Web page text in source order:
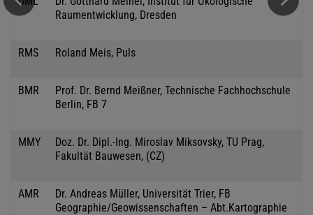
Raumentwicklung, Dresden
RMS Roland Meis, Puls
BMR
Prof. Dr. Bernd Meißner, Technische Fachhochschule
Berlin, FB 7
MMY
Doz. Dr. Dipl.-Ing. Miroslav Miksovsky, TU Prag,
Fakultät Bauwesen, (CZ)
AMR
Dr. Andreas Müller, Universität Trier, FB
Geographie/Geowissenschaften – Abt.Kartographie